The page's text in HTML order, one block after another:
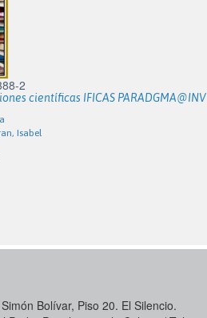
2
científicas IFICAS
Isabel
Bolívar, Piso 20. El Silencio.